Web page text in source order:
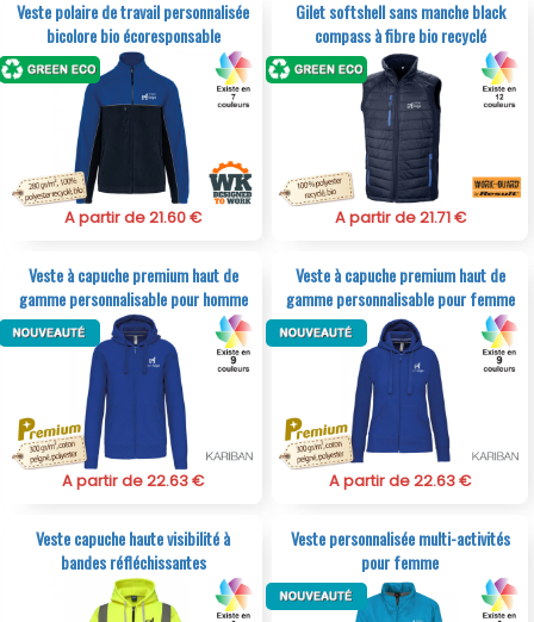
Veste polaire de travail personnalisée
bicolore bio écoresponsable
A partir de 21.60 €
Gilet softshell sans manche black
compass à fibre bio recyclé
A partir de 21.71 €
Veste à capuche premium haut de
gamme personnalisable pour homme
A partir de 22.63 €
Veste à capuche premium haut de
gamme personnalisable pour femme
A partir de 22.63 €
Veste capuche haute visibilité à
bandes réfléchissantes
Veste personnalisée multi-activités
pour femme